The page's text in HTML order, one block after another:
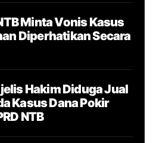
Minta Vonis Kasus
Diperhatikan Secara
Hakim Diduga Jual
Kasus Dana Pokir
NTB